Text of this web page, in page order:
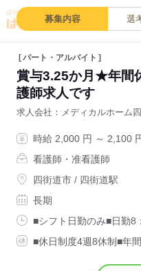
募集内容 選
パート・アルバイト
賞与3.25か月★年間
護師求人です
求人会社 メディカルホーム
時給 2,000 円 ～ 2,100
看護師・准看護師
四街道市 / 四街道駅
長期
■シフト日勤のみ■日勤8
■休日制度4週8休制■年